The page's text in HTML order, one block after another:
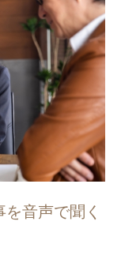
音声で聞く